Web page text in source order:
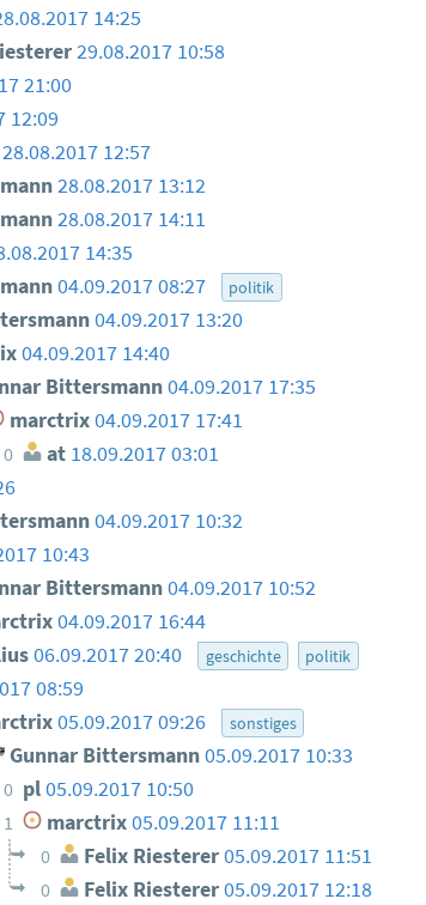
14:25
29.08.2017 10:58
21:00
12:09
28.08.2017 12:57
28.08.2017 13:12
28.08.2017 14:11
14:35
04.09.2017 08:27 politik
04.09.2017 13:20
04.09.2017 14:40
Bittersmann 04.09.2017 17:35
marctrix04.09.2017 17:41
0 at 18.09.2017 03:01
04.09.2017 10:32
10:43
Bittersmann 04.09.2017 10:52
04.09.2017 16:44
06.09.2017 20:40 geschichte politik
08:59
05.09.2017 09:26 sonstiges
Gunnar Bittersmann05.09.2017 10:33
0 pl05.09.2017 10:50
1 marctrix05.09.2017 11:11
0 Felix Riesterer05.09.2017 11:51
0 Felix Riesterer05.09.2017 12:18